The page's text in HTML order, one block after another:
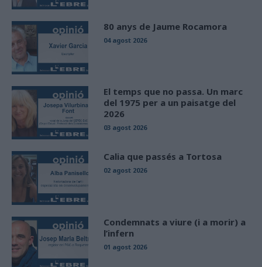
80 anys de Jaume Rocamora
04 agost 2026
El temps que no passa. Un marc
del 1975 per a un paisatge del
2026
03 agost 2026
Calia que passés a Tortosa
02 agost 2026
Condemnats a viure (i a morir) a
l’infern
01 agost 2026